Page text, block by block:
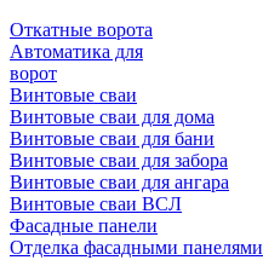
Откатные ворота
Автоматика для
ворот
Винтовые сваи
Винтовые сваи для дома
Винтовые сваи для бани
Винтовые сваи для забора
Винтовые сваи для ангара
Винтовые сваи ВСЛ
Фасадные панели
Отделка фасадными панелями